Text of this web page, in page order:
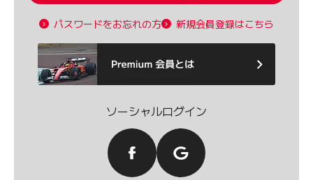
パスワードをお忘れの方 新規会員登録はこちら
ソーシャルログイン